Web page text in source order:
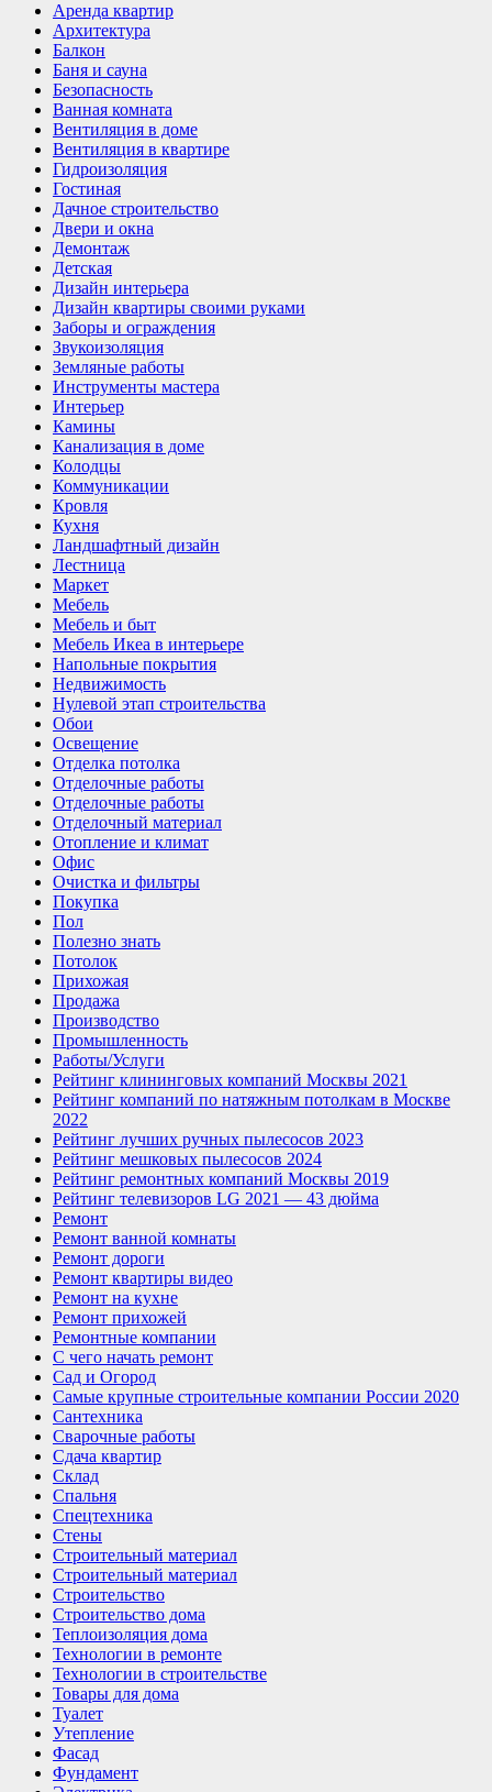
Аренда квартир
Архитектура
Балкон
Баня и сауна
Безопасность
Ванная комната
Вентиляция в доме
Вентиляция в квартире
Гидроизоляция
Гостиная
Дачное строительство
Двери и окна
Демонтаж
Детская
Дизайн интерьера
Дизайн квартиры своими руками
Заборы и ограждения
Звукоизоляция
Земляные работы
Инструменты мастера
Интерьер
Камины
Канализация в доме
Колодцы
Коммуникации
Кровля
Кухня
Ландшафтный дизайн
Лестница
Маркет
Мебель
Мебель и быт
Мебель Икеа в интерьере
Напольные покрытия
Недвижимость
Нулевой этап строительства
Обои
Освещение
Отделка потолка
Отделочные работы
Отделочные работы
Отделочный материал
Отопление и климат
Офис
Очистка и фильтры
Покупка
Пол
Полезно знать
Потолок
Прихожая
Продажа
Производство
Промышленность
Работы/Услуги
Рейтинг клининговых компаний Москвы 2021
Рейтинг компаний по натяжным потолкам в Москве
2022
Рейтинг лучших ручных пылесосов 2023
Рейтинг мешковых пылесосов 2024
Рейтинг ремонтных компаний Москвы 2019
Рейтинг телевизоров LG 2021 — 43 дюйма
Ремонт
Ремонт ванной комнаты
Ремонт дороги
Ремонт квартиры видео
Ремонт на кухне
Ремонт прихожей
Ремонтные компании
С чего начать ремонт
Сад и Огород
Самые крупные строительные компании России 2020
Сантехника
Сварочные работы
Сдача квартир
Склад
Спальня
Спецтехника
Стены
Строительный материал
Строительный материал
Строительство
Строительство дома
Теплоизоляция дома
Технологии в ремонте
Технологии в строительстве
Товары для дома
Туалет
Утепление
Фасад
Фундамент